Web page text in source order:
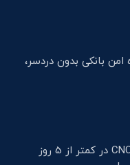
بانکی بدون دردسر،
ارسال سفارشات نئون و برش CNC در کمتر از 5 روز